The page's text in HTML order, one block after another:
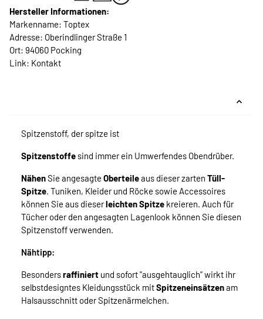
Hersteller Informationen:
Markenname: Toptex
Adresse: Oberindlinger Straße 1
Ort: 94060 Pocking
Link: Kontakt
Spitzenstoff, der spitze ist
Spitzenstoffe sind immer ein Umwerfendes Obendrüber.
NähenSie angesagte Oberteileaus dieser zarten Tüll-
Spitze. Tuniken, Kleider und Röcke sowie Accessoires
können Sie aus dieserleichtenSpitze kreieren. Auch für
Tücher oder den angesagten Lagenlook können Sie diesen
Spitzenstoff verwenden.
Nähtipp:
Besondersraffiniert und sofort "ausgehtauglich" wirkt ihr
selbstdesigntes Kleidungsstück mitSpitzeneinsätzenam
Halsausschnitt oder Spitzenärmelchen.